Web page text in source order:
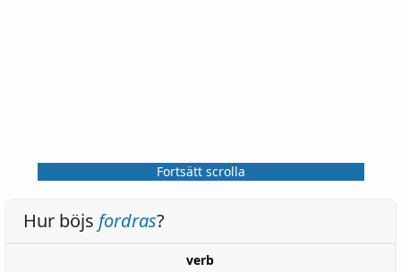
Fortsätt scrolla
Hur böjs fordras?
verb